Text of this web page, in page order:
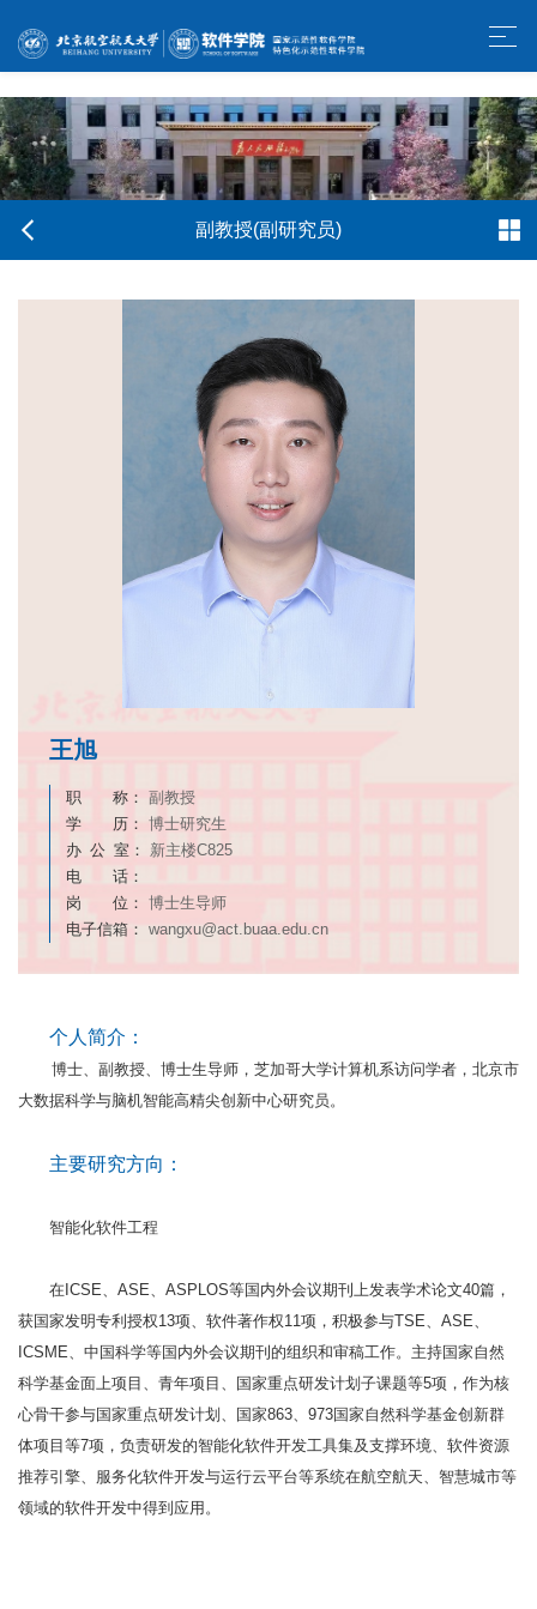
副教授(副研究员)
王旭
职 称： 副教授
学 历： 博士研究生
办 公 室： 新主楼C825
电 话：
岗 位： 博士生导师
电子信箱： wangxu@act.buaa.edu.cn
个人简介：
博士、副教授、博士生导师，芝加哥大学计算机系访问学者，北京市
大数据科学与脑机智能高精尖创新中心研究员。
主要研究方向：
智能化软件工程
在ICSE、ASE、ASPLOS等国内外会议期刊上发表学术论文40篇，
获国家发明专利授权13项、软件著作权11项，积极参与TSE、ASE、
ICSME、中国科学等国内外会议期刊的组织和审稿工作。主持国家自然
科学基金面上项目、青年项目、国家重点研发计划子课题等5项，作为核
心骨干参与国家重点研发计划、国家863、973国家自然科学基金创新群
体项目等7项，负责研发的智能化软件开发工具集及支撑环境、软件资源
推荐引擎、服务化软件开发与运行云平台等系统在航空航天、智慧城市等
领域的软件开发中得到应用。